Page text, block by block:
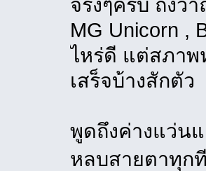
จริงๆครับ ถึงว่
MG Unicorn ,
ไหร่ดี แต่สภาพ
เสร็จบ้างสักตัว
พูดถึงค่างแว่น
หลบสายตาทุก